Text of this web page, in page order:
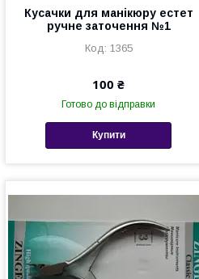
Кусачки для манікюру естет
ручне заточення №1
1365
100 ₴
Готово до відправки
Купити